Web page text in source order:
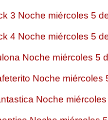
3 Noche miércoles 5
4 Noche miércoles 5
Noche miércoles 5
Noche miércoles
Noche